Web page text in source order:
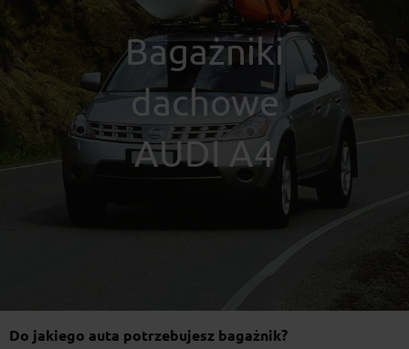
Bagażniki
dachowe
AUDI A4
Do jakiego auta potrzebujesz bagażnik?